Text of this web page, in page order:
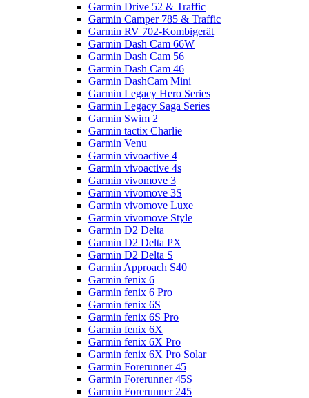
Garmin Drive 52 & Traffic
Garmin Camper 785 & Traffic
Garmin RV 702-Kombigerät
Garmin Dash Cam 66W
Garmin Dash Cam 56
Garmin Dash Cam 46
Garmin DashCam Mini
Garmin Legacy Hero Series
Garmin Legacy Saga Series
Garmin Swim 2
Garmin tactix Charlie
Garmin Venu
Garmin vivoactive 4
Garmin vivoactive 4s
Garmin vivomove 3
Garmin vivomove 3S
Garmin vivomove Luxe
Garmin vivomove Style
Garmin D2 Delta
Garmin D2 Delta PX
Garmin D2 Delta S
Garmin Approach S40
Garmin fenix 6
Garmin fenix 6 Pro
Garmin fenix 6S
Garmin fenix 6S Pro
Garmin fenix 6X
Garmin fenix 6X Pro
Garmin fenix 6X Pro Solar
Garmin Forerunner 45
Garmin Forerunner 45S
Garmin Forerunner 245